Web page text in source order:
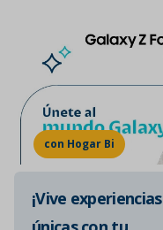
con Hogar Bi
¡Vive experiencias